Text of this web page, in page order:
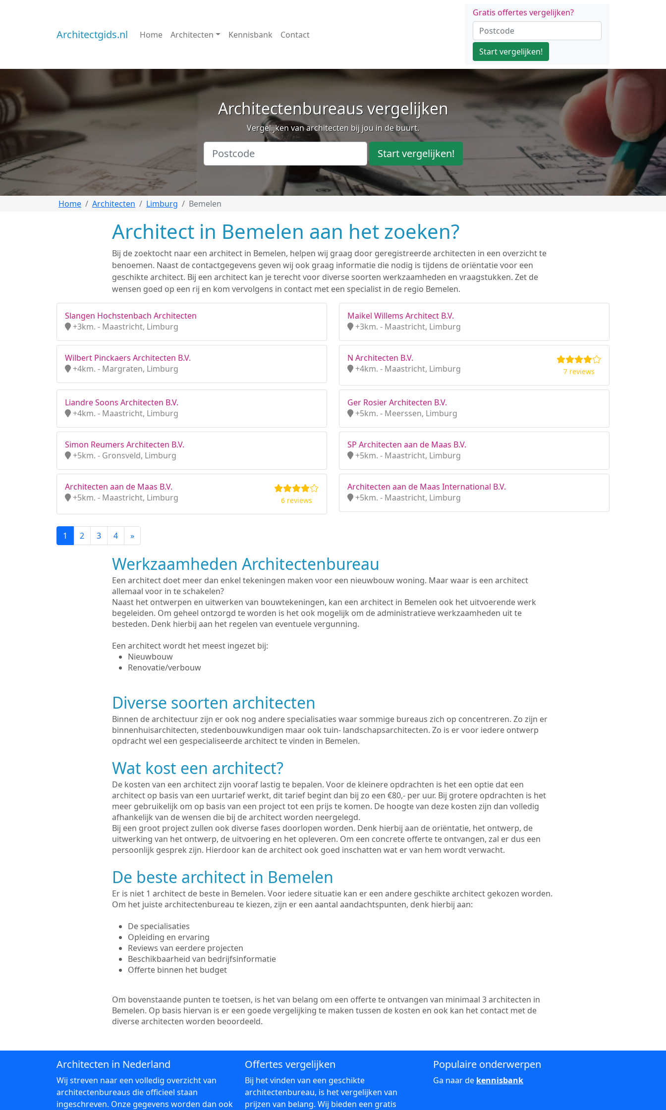
Architectgids.nl Home Architecten Kennisbank Contact
Gratis offertes vergelijken?
Start vergelijken!
Architectenbureaus vergelijken
Vergelijken van architecten bij jou in de buurt.
Start vergelijken!
Home Architecten Limburg Bemelen
Architect in Bemelen aan het zoeken?
Bij de zoektocht naar een architect in Bemelen, helpen wij graag door geregistreerde architecten in een overzicht te
benoemen. Naast de contactgegevens geven wij ook graag informatie die nodig is tijdens de oriëntatie voor een
geschikte architect. Bij een architect kan je terecht voor diverse soorten werkzaamheden en vraagstukken. Zet de
wensen goed op een rij en kom vervolgens in contact met een specialist in de regio Bemelen.
Slangen Hochstenbach Architecten
+3km. - Maastricht, Limburg
Maikel Willems Architect B.V.
+3km. - Maastricht, Limburg
Wilbert Pinckaers Architecten B.V.
+4km. - Margraten, Limburg
N Architecten B.V.
+4km. - Maastricht, Limburg
7 reviews
Liandre Soons Architecten B.V.
+4km. - Maastricht, Limburg
Ger Rosier Architecten B.V.
+5km. - Meerssen, Limburg
Simon Reumers Architecten B.V.
+5km. - Gronsveld, Limburg
SP Architecten aan de Maas B.V.
+5km. - Maastricht, Limburg
Architecten aan de Maas B.V.
+5km. - Maastricht, Limburg
6 reviews
Architecten aan de Maas International B.V.
+5km. - Maastricht, Limburg
1 2 3 4 »
Werkzaamheden Architectenbureau
Een architect doet meer dan enkel tekeningen maken voor een nieuwbouw woning. Maar waar is een architect
allemaal voor in te schakelen?
Naast het ontwerpen en uitwerken van bouwtekeningen, kan een architect in Bemelen ook het uitvoerende werk
begeleiden. Om geheel ontzorgd te worden is het ook mogelijk om de administratieve werkzaamheden uit te
besteden. Denk hierbij aan het regelen van eventuele vergunning.
Een architect wordt het meest ingezet bij:
Nieuwbouw
Renovatie/verbouw
Diverse soorten architecten
Binnen de architectuur zijn er ook nog andere specialisaties waar sommige bureaus zich op concentreren. Zo zijn er
binnenhuisarchitecten, stedenbouwkundigen maar ook tuin- landschapsarchitecten. Zo is er voor iedere ontwerp
opdracht wel een gespecialiseerde architect te vinden in Bemelen.
Wat kost een architect?
De kosten van een architect zijn vooraf lastig te bepalen. Voor de kleinere opdrachten is het een optie dat een
architect op basis van een uurtarief werkt, dit tarief begint dan bij zo een €80,- per uur. Bij grotere opdrachten is het
meer gebruikelijk om op basis van een project tot een prijs te komen. De hoogte van deze kosten zijn dan volledig
afhankelijk van de wensen die bij de architect worden neergelegd.
Bij een groot project zullen ook diverse fases doorlopen worden. Denk hierbij aan de oriëntatie, het ontwerp, de
uitwerking van het ontwerp, de uitvoering en het opleveren. Om een concrete offerte te ontvangen, zal er dus een
persoonlijk gesprek zijn. Hierdoor kan de architect ook goed inschatten wat er van hem wordt verwacht.
De beste architect in Bemelen
Er is niet 1 architect de beste in Bemelen. Voor iedere situatie kan er een andere geschikte architect gekozen worden.
Om het juiste architectenbureau te kiezen, zijn er een aantal aandachtspunten, denk hierbij aan:
De specialisaties
Opleiding en ervaring
Reviews van eerdere projecten
Beschikbaarheid van bedrijfsinformatie
Offerte binnen het budget
Om bovenstaande punten te toetsen, is het van belang om een offerte te ontvangen van minimaal 3 architecten in
Bemelen. Op basis hiervan is er een goede vergelijking te maken tussen de kosten en ook kan het contact met de
diverse architecten worden beoordeeld.
Architecten in Nederland
Wij streven naar een volledig overzicht van
architectenbureaus die officieel staan
ingeschreven. Onze gegevens worden dan ook
Offertes vergelijken
Bij het vinden van een geschikte
architectenbureau, is het vergelijken van
prijzen van belang. Wij bieden een gratis
Populaire onderwerpen
Ga naar de kennisbank